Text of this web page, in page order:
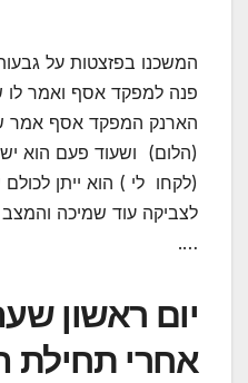
המשכנו בפזצטות על
פנה למפקד אסף ואמר לו
הארנק המפקד אסף אמר
(הלום) ושעוד פעם הוא
(לקחו לי ) הוא ייתן
לצביקה עוד שמיכה
….
יום ראשון
אחרי תחילת